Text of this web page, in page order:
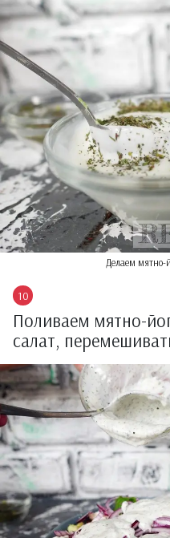
Делаем мятно-
Поливаем мятно-
салат,